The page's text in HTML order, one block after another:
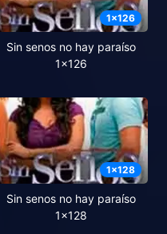
1x126
Sin senos no hay paraíso
1x126
1x128
Sin senos no hay paraíso
1x128